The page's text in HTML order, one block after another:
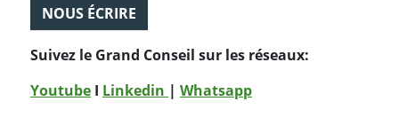
NOUS ÉCRIRE
Suivez le Grand Conseil sur les réseaux:
Youtube I Linkedin | Whatsapp